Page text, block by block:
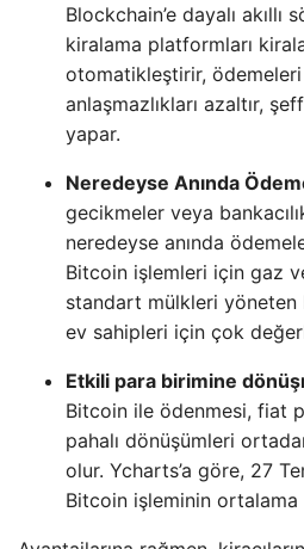
Blockchain’e dayalı akıllı
kiralama platformları
otomatikleştirir, ödemeleri
anlaşmazlıkları azaltır,
yapar.
Neredeyse Anında
gecikmeler veya
neredeyse anında
Bitcoin işlemleri için gaz
standart mülkleri yöneten
ev sahipleri için çok
Etkili para birimine
Bitcoin ile ödenmesi, fiat
pahalı dönüşümleri
olur. Ycharts’a göre, 27
Bitcoin işleminin ortalama